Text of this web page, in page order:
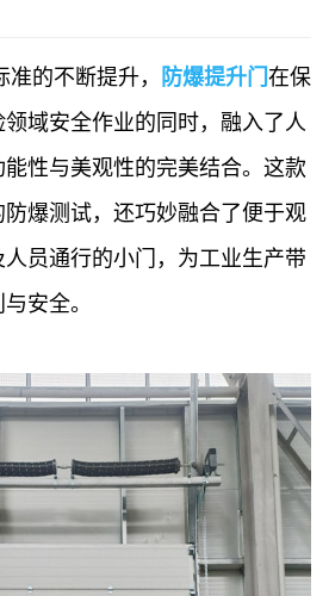
的不断提升， 防爆提升门在保
域安全作业的同时，融入了人
性与美观性的完美结合。这款
爆测试，还巧妙融合了便于观
员通行的小门，为工业生产带
安全。